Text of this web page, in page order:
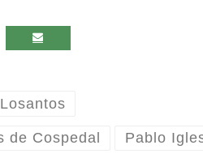
de Cospedal Pablo